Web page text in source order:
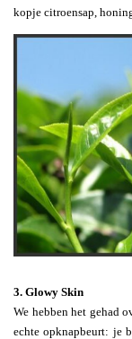
kopje citroensap,
3. Glowy Skin
We hebben het gehad
echte opknapbeurt: je